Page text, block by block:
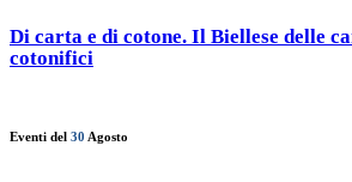
Di carta e di cotone. Il Biellese delle
cotonifici
Eventi del 30 Agosto